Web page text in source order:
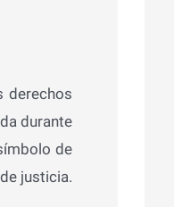
derechos
durante
de
justicia.